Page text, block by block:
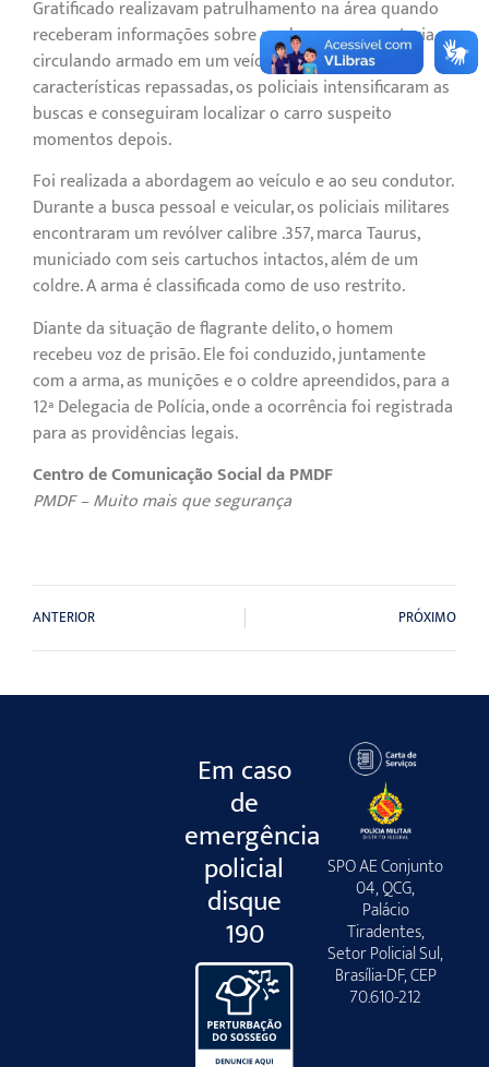
Gratificado realizavam patrulhamento na área quando
receberam informações sobre um homem que estaria
circulando armado em um veículo. Com base nas
características repassadas, os policiais intensificaram as
buscas e conseguiram localizar o carro suspeito
momentos depois.
Foi realizada a abordagem ao veículo e ao seu condutor.
Durante a busca pessoal e veicular, os policiais militares
encontraram um revólver calibre .357, marca Taurus,
municiado com seis cartuchos intactos, além de um
coldre. A arma é classificada como de uso restrito.
Diante da situação de flagrante delito, o homem
recebeu voz de prisão. Ele foi conduzido, juntamente
com a arma, as munições e o coldre apreendidos, para a
12ª Delegacia de Polícia, onde a ocorrência foi registrada
para as providências legais.
Centro de Comunicação Social da PMDF
PMDF – Muito mais que segurança
ANTERIOR PRÓXIMO
Em caso
de
emergência
policial
disque
190
SPO AE Conjunto
04, QCG,
Palácio
Tiradentes,
Setor Policial Sul,
Brasília-DF, CEP
70.610-212